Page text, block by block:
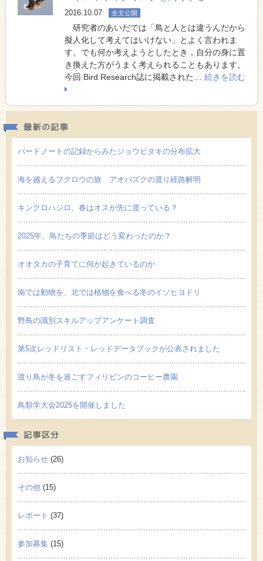
2016.10.07 全文公開
研究者のあいだでは「鳥と人とは違うんだから
擬人化して考えてはいけない」とよく言われま
す。でも何か考えようとしたとき，自分の身に置
き換えた方がうまく考えられることもあります。
今回 Bird Research誌に掲載された… 続きを読む
バードノートの記録からみたジョウビタキの分布拡大
海を越えるフクロウの旅 アオバズクの渡り経路解明
キンクロハジロ、春はオスが先に渡っている？
2025年、鳥たちの季節はどう変わったのか？
オオタカの子育てに何が起きているのか
南では動物を、北では植物を食べる冬のイソヒヨドリ
野鳥の識別スキルアップアンケート調査
第5次レッドリスト・レッドデータブックが公表されました
渡り鳥が冬を過ごすフィリピンのコーヒー農園
鳥類学大会2025を開催しました
お知らせ (26)
その他 (15)
レポート (37)
参加募集 (15)